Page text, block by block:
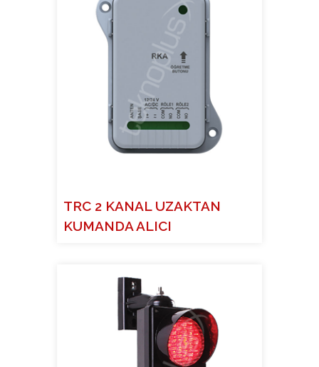
TRC 2 KANAL UZAKTAN
KUMANDA ALICI